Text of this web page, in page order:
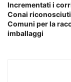
Incrementati i
Conai
Comuni per la
imballaggi